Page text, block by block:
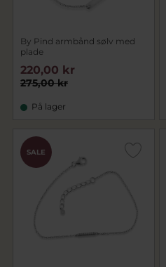
By Pind armbånd sølv med
plade
275,00 kr
220,00 kr
På lager
SALE